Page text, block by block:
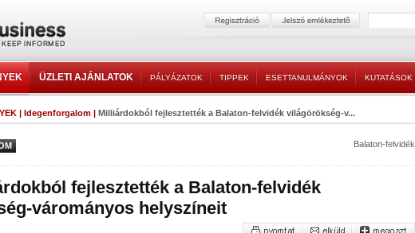
ÜZLETI AJÁNLATOK PÁLYÁZATOK TIPPEK ESETTANULMÁNYOK KUTATÁSOK
| Idegenforgalom | Milliárdokból fejlesztették a Balaton-felvidék világörökség-v...
Balaton-felvidék
fejlesztették a Balaton-felvidék
várományos helyszíneit